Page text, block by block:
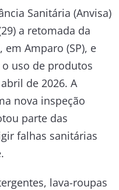
Sanitária (Anvisa)
a retomada da
, em Amparo (SP), e
uso de produtos
de 2026. A
nova inspeção
parte das
falhas sanitárias
lava-roupas